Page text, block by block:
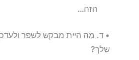
הזה…
• ד. מה היית מבקש לשפר
שלך?